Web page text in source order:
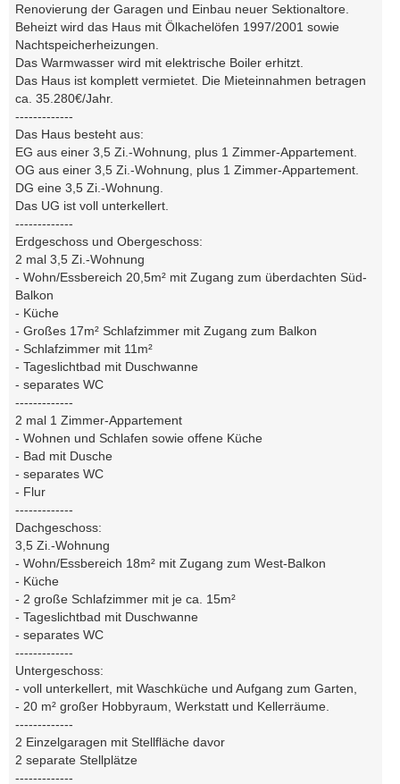
Renovierung der Garagen und Einbau neuer Sektionaltore.
Beheizt wird das Haus mit Ölkachelöfen 1997/2001 sowie
Nachtspeicherheizungen.
Das Warmwasser wird mit elektrische Boiler erhitzt.
Das Haus ist komplett vermietet. Die Mieteinnahmen betragen
ca. 35.280€/Jahr.
-------------
Das Haus besteht aus:
EG aus einer 3,5 Zi.-Wohnung, plus 1 Zimmer-Appartement.
OG aus einer 3,5 Zi.-Wohnung, plus 1 Zimmer-Appartement.
DG eine 3,5 Zi.-Wohnung.
Das UG ist voll unterkellert.
-------------
Erdgeschoss und Obergeschoss:
2 mal 3,5 Zi.-Wohnung
- Wohn/Essbereich 20,5m² mit Zugang zum überdachten Süd-
Balkon
- Küche
- Großes 17m² Schlafzimmer mit Zugang zum Balkon
- Schlafzimmer mit 11m²
- Tageslichtbad mit Duschwanne
- separates WC
-------------
2 mal 1 Zimmer-Appartement
- Wohnen und Schlafen sowie offene Küche
- Bad mit Dusche
- separates WC
- Flur
-------------
Dachgeschoss:
3,5 Zi.-Wohnung
- Wohn/Essbereich 18m² mit Zugang zum West-Balkon
- Küche
- 2 große Schlafzimmer mit je ca. 15m²
- Tageslichtbad mit Duschwanne
- separates WC
-------------
Untergeschoss:
- voll unterkellert, mit Waschküche und Aufgang zum Garten,
- 20 m² großer Hobbyraum, Werkstatt und Kellerräume.
-------------
2 Einzelgaragen mit Stellfläche davor
2 separate Stellplätze
-------------